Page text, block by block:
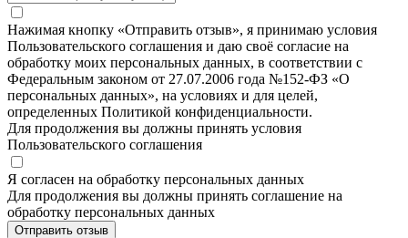
Нажимая кнопку «Отправить отзыв», я принимаю условия
Пользовательского соглашения и даю своё согласие на
обработку моих персональных данных, в соответствии с
Федеральным законом от 27.07.2006 года №152-ФЗ «О
персональных данных», на условиях и для целей,
определенных Политикой конфиденциальности.
Для продолжения вы должны принять условия
Пользовательского соглашения
Я согласен на обработку персональных данных
Для продолжения вы должны принять соглашение на
обработку персональных данных
Отправить отзыв